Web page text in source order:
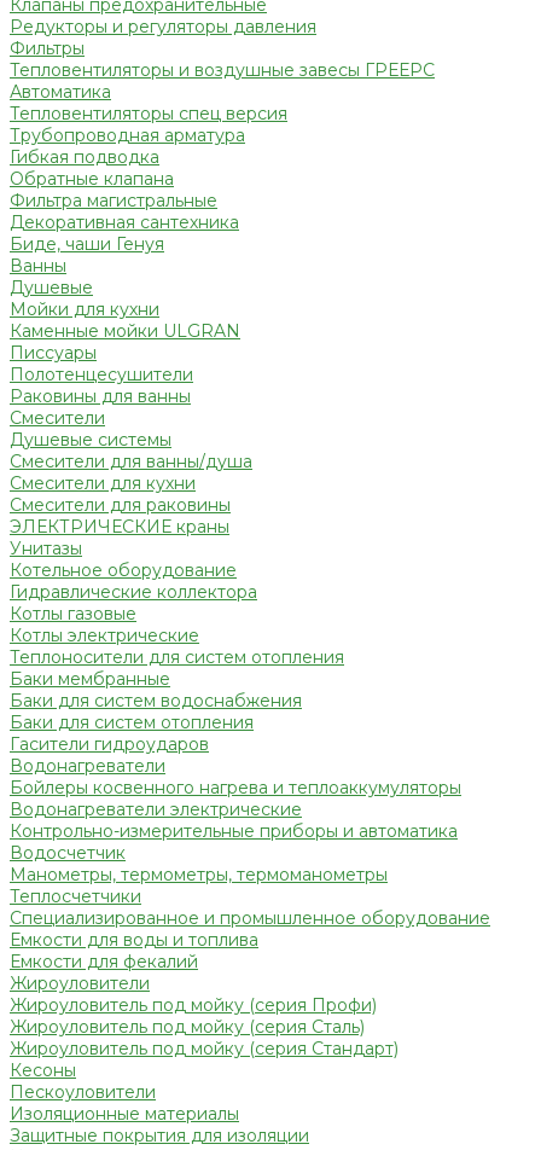
Клапаны предохранительные
Редукторы и регуляторы давления
Фильтры
Тепловентиляторы и воздушные завесы ГРЕЕРС
Автоматика
Тепловентиляторы спец версия
Трубопроводная арматура
Гибкая подводка
Обратные клапана
Фильтра магистральные
Декоративная сантехника
Биде, чаши Генуя
Ванны
Душевые
Мойки для кухни
Каменные мойки ULGRAN
Писсуары
Полотенцесушители
Раковины для ванны
Смесители
Душевые системы
Смесители для ванны/душа
Смесители для кухни
Смесители для раковины
ЭЛЕКТРИЧЕСКИЕ краны
Унитазы
Котельное оборудование
Гидравлические коллектора
Котлы газовые
Котлы электрические
Теплоносители для систем отопления
Баки мембранные
Баки для систем водоснабжения
Баки для систем отопления
Гасители гидроударов
Водонагреватели
Бойлеры косвенного нагрева и теплоаккумуляторы
Водонагреватели электрические
Контрольно-измерительные приборы и автоматика
Водосчетчик
Манометры, термометры, термоманометры
Теплосчетчики
Специализированное и промышленное оборудование
Емкости для воды и топлива
Емкости для фекалий
Жироуловители
Жироуловитель под мойку (серия Профи)
Жироуловитель под мойку (серия Сталь)
Жироуловитель под мойку (серия Стандарт)
Кесоны
Пескоуловители
Изоляционные материалы
Защитные покрытия для изоляции